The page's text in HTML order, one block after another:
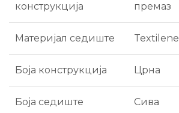
конструкција
премаз
Материјал седиште Textilene
Боја конструкција Црна
Боја седиште Сива